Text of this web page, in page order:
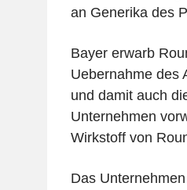
an Generika des
Bayer erwarb
Uebernahme des
und damit auch
Unternehmen
Wirkstoff von
Das